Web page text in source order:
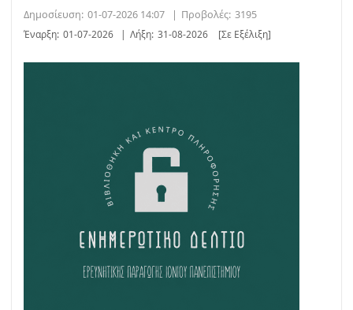
Δημοσίευση: 01-07-2026 14:07 | Προβολές: 3195
Έναρξη: 01-07-2026 | Λήξη: 31-08-2026 [Σε Εξέλιξη]